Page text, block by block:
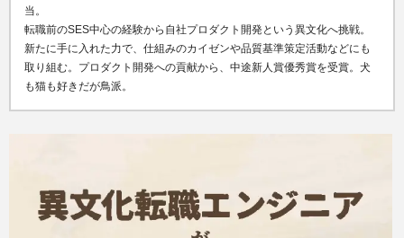
当。
転職前のSES中心の経験から自社プロダクト開発という異文化へ挑戦。
新たに手に入れた力で、仕組みのカイゼンや品質基準策定活動などにも
取り組む。プロダクト開発への貢献から、中途新人賞優秀賞を受賞。犬
も猫も好きだが鳥派。